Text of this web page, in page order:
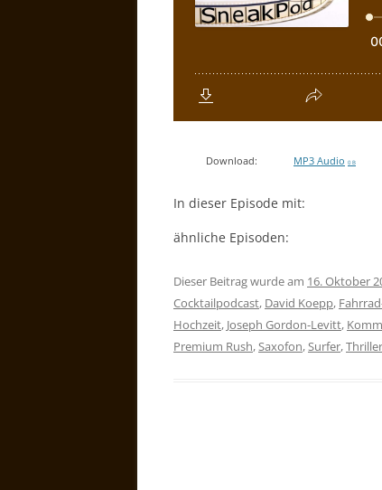
Download: MP3 Audio 0 B
In dieser Episode mit:
ähnliche Episoden:
Dieser Beitrag wurde am 16. Oktober
Cocktailpodcast, David Koepp,
Hochzeit, Joseph Gordon-Levitt,
Premium Rush,Saxofon,Surfer,Thriller